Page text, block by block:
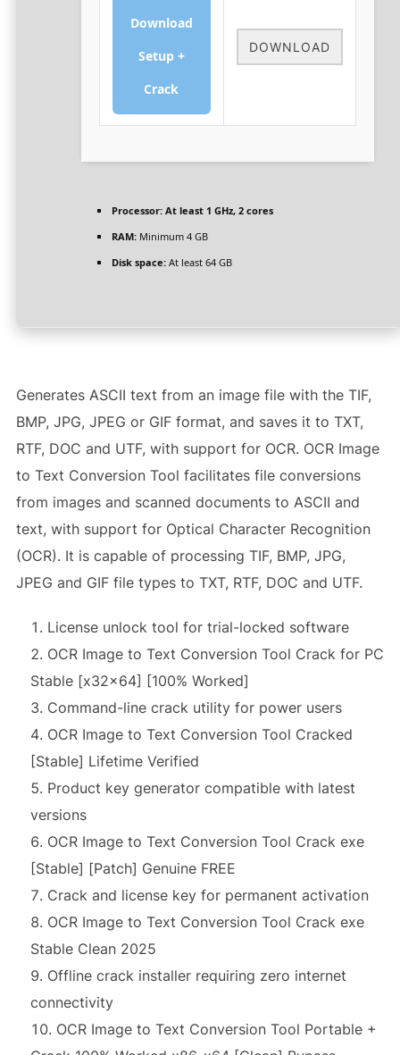
Download
Setup +
Crack
DOWNLOAD
Processor:At least 1 GHz, 2 cores
RAM:Minimum 4 GB
Disk space:At least 64 GB
Generates ASCII text from an image file with the TIF,
BMP, JPG, JPEG or GIF format, and saves it to TXT,
RTF, DOC and UTF, with support for OCR. OCR Image
to Text Conversion Tool facilitates file conversions
from images and scanned documents to ASCII and
text, with support for Optical Character Recognition
(OCR). It is capable of processing TIF, BMP, JPG,
JPEG and GIF file types to TXT, RTF, DOC and UTF.
License unlock tool for trial-locked software
OCR Image to Text Conversion Tool Crack for PC
Stable [x32x64] [100% Worked]
Command-line crack utility for power users
OCR Image to Text Conversion Tool Cracked
[Stable] Lifetime Verified
Product key generator compatible with latest
versions
OCR Image to Text Conversion Tool Crack exe
[Stable] [Patch] Genuine FREE
Crack and license key for permanent activation
OCR Image to Text Conversion Tool Crack exe
Stable Clean 2025
Offline crack installer requiring zero internet
connectivity
OCR Image to Text Conversion Tool Portable +